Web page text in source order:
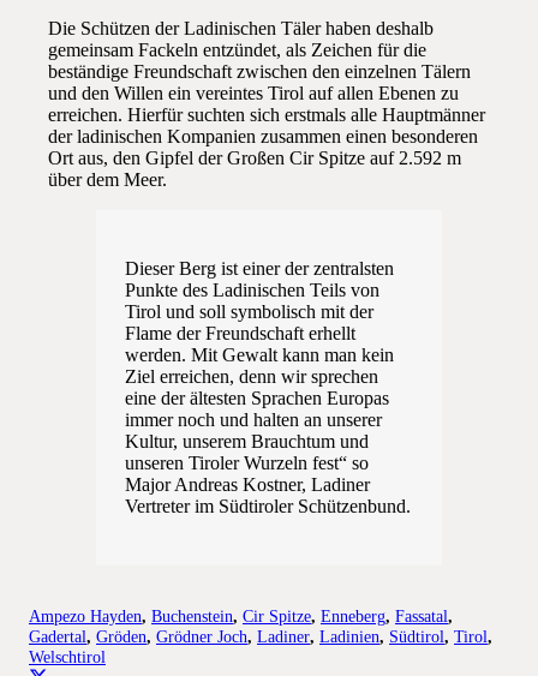
Die Schützen der Ladinischen Täler haben deshalb
gemeinsam Fackeln entzündet, als Zeichen für die
beständige Freundschaft zwischen den einzelnen Tälern
und den Willen ein vereintes Tirol auf allen Ebenen zu
erreichen. Hierfür suchten sich erstmals alle Hauptmänner
der ladinischen Kompanien zusammen einen besonderen
Ort aus, den Gipfel der Großen Cir Spitze auf 2.592 m
über dem Meer.
Dieser Berg ist einer der zentralsten
Punkte des Ladinischen Teils von
Tirol und soll symbolisch mit der
Flame der Freundschaft erhellt
werden. Mit Gewalt kann man kein
Ziel erreichen, denn wir sprechen
eine der ältesten Sprachen Europas
immer noch und halten an unserer
Kultur, unserem Brauchtum und
unseren Tiroler Wurzeln fest“ so
Major Andreas Kostner, Ladiner
Vertreter im Südtiroler Schützenbund.
Ampezo Hayden, Buchenstein, Cir Spitze, Enneberg, Fassatal,
Gadertal, Gröden, Grödner Joch, Ladiner, Ladinien, Südtirol, Tirol,
Welschtirol